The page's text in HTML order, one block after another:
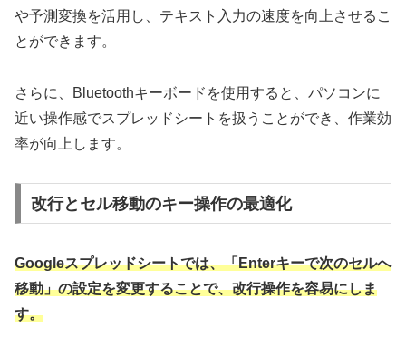
や予測変換を活用し、テキスト入力の速度を向上させるこ
とができます。
さらに、Bluetoothキーボードを使用すると、パソコンに
近い操作感でスプレッドシートを扱うことができ、作業効
率が向上します。
改行とセル移動のキー操作の最適化
Googleスプレッドシートでは、「Enterキーで次のセルへ
移動」の設定を変更することで、改行操作を容易にしま
す。